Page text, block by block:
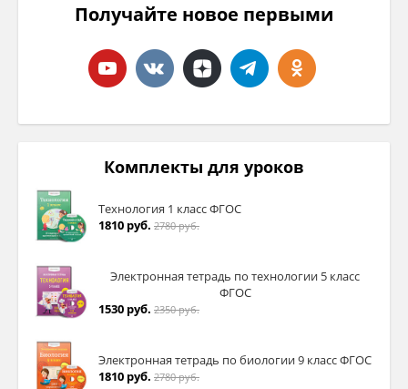
Получайте новое первыми
Комплекты для уроков
Технология 1 класс ФГОС
1810 руб. 2780 руб.
Электронная тетрадь по технологии 5 класс
ФГОС
1530 руб. 2350 руб.
Электронная тетрадь по биологии 9 класс ФГОС
1810 руб. 2780 руб.